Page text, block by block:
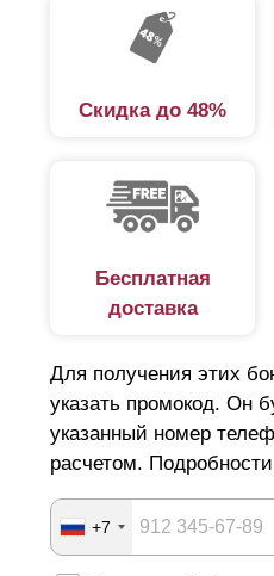
Скидка до 48%
Бесплатная
доставка
Для получения этих
указать промокод. Он
указанный номер
расчетом.
+7